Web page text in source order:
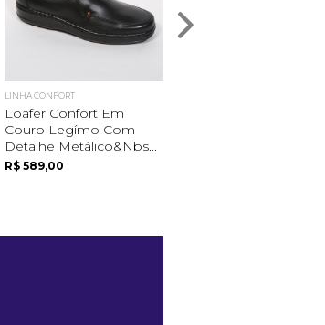
LINHA CONFORT
Loafer Confort Em
Couro Legímo Com
Detalhe Metálico&nbs...
R$ 589,00